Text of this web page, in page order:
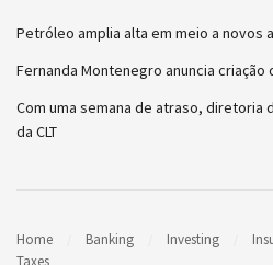
Petróleo amplia alta em meio a novos
Fernanda Montenegro anuncia criação
Com uma semana de atraso, diretoria
da CLT
Home Banking Investing